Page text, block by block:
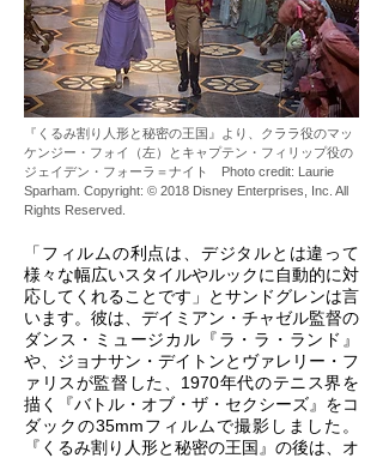
『くるみ割り人形と秘密の王国』より、クララ役のマッ
ケンジー・フォイ（左）とキャプテン・フィリップ役の
ジェイデン・フォーラ＝ナイト Photo credit: Laurie
Sparham. Copyright: © 2018 Disney Enterprises, Inc. All
Rights Reserved.
「フィルムの利点は、デジタルとは違って
様々な幅広いスタイルやルックに自動的に対
応してくれることです」とサンドグレンは言
います。彼は、デイミアン・チャゼル監督の
ダンス・ミュージカル『ラ・ラ・ランド』
や、ジョナサン・デイトンとヴァレリー・フ
ァリスが監督した、1970年代のテニス界を
描く『バトル・オブ・ザ・セクシーズ』をコ
ダックの35mmフィルムで撮影しました。
『くるみ割り人形と秘密の王国』の後は、オ